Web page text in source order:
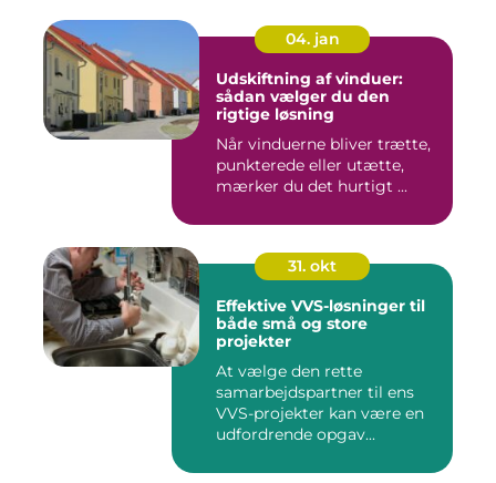
04. jan
Udskiftning af vinduer:
sådan vælger du den
rigtige løsning
Når vinduerne bliver trætte,
punkterede eller utætte,
mærker du det hurtigt ...
31. okt
Effektive VVS-løsninger til
både små og store
projekter
At vælge den rette
samarbejdspartner til ens
VVS-projekter kan være en
udfordrende opgav...